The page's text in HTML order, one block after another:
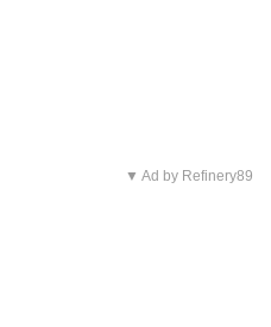
▼ Ad by Refinery89